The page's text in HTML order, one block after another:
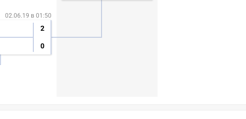
02.06.19 в 01:50
2
0